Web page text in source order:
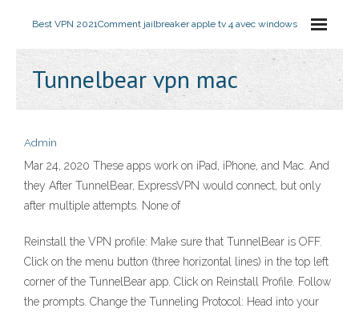
Best VPN 2021Comment jailbreaker apple tv 4 avec windows
Tunnelbear vpn mac
Admin
Mar 24, 2020 These apps work on iPad, iPhone, and Mac. And
they After TunnelBear, ExpressVPN would connect, but only
after multiple attempts. None of
Reinstall the VPN profile: Make sure that TunnelBear is OFF.
Click on the menu button (three horizontal lines) in the top left
corner of the TunnelBear app. Click on Reinstall Profile. Follow
the prompts. Change the Tunneling Protocol: Head into your